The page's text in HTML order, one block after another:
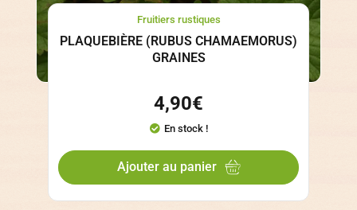
Fruitiers rustiques
PLAQUEBIÈRE (RUBUS CHAMAEMORUS)
GRAINES
4,90€
En stock !
Ajouter au panier